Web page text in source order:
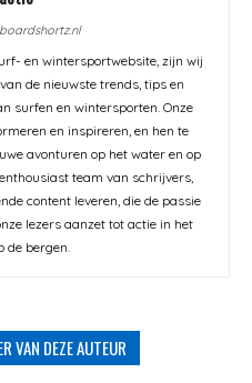
en wintersportwebsite, zijn wij
de nieuwste trends, tips en
surfen en wintersporten. Onze
en inspireren, en hen te
avonturen op het water en op
team van schrijvers,
content leveren, die de passie
lezers aanzet tot actie in het
de bergen.
VAN DEZE AUTEUR